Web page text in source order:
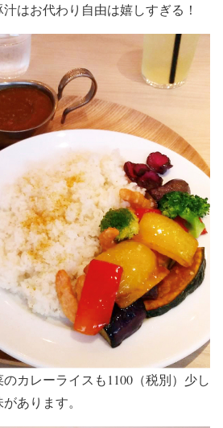
はお代わり自由は嬉しすぎる！
カレーライスも1100（税別）少し
あります。